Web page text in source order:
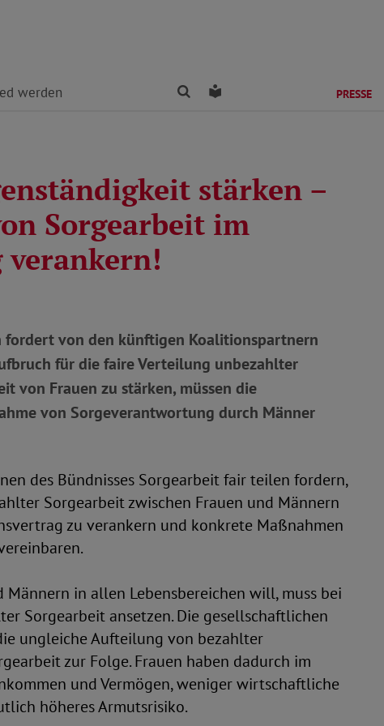
werden FindenLeichte Sprache PRESSE
stärken –
Sorgearbeit im
fordert von den künftigen Koalitionspartnern
für die faire Verteilung unbezahlter
von Frauen zu stärken, müssen die
von Sorgeverantwortung durch Männer
des Bündnisses Sorgearbeit fair teilen fordern,
Sorgearbeit zwischen Frauen und Männern
zu verankern und konkrete Maßnahmen
in allen Lebensbereichen will, muss bei
Sorgearbeit ansetzen. Die gesellschaftlichen
ungleiche Aufteilung von bezahlter
zur Folge. Frauen haben dadurch im
und Vermögen, weniger wirtschaftliche
höheres Armutsrisiko.